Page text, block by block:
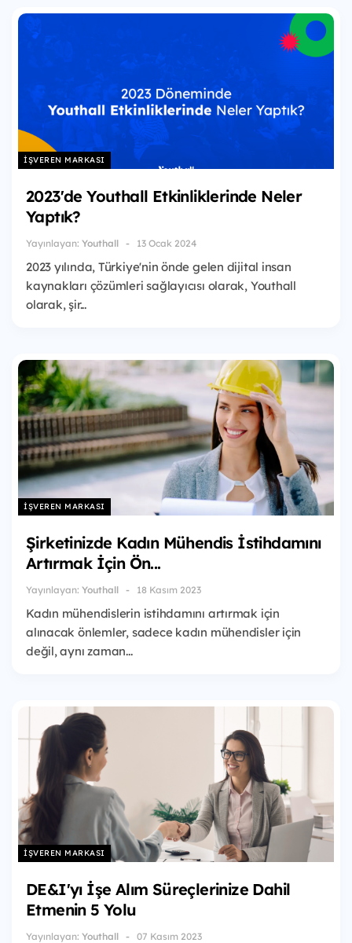
İŞVEREN MARKASI
2023'de Youthall Etkinliklerinde Neler
Yaptık?
Yayınlayan: Youthall 13 Ocak 2024
2023 yılında, Türkiye'nin önde gelen dijital insan
kaynakları çözümleri sağlayıcısı olarak, Youthall
olarak, şir...
İŞVEREN MARKASI
Şirketinizde Kadın Mühendis İstihdamını
Artırmak İçin Ön...
Yayınlayan: Youthall 18 Kasım 2023
Kadın mühendislerin istihdamını artırmak için
alınacak önlemler, sadece kadın mühendisler için
değil, aynı zaman...
İŞVEREN MARKASI
DE&I'yı İşe Alım Süreçlerinize Dahil
Etmenin 5 Yolu
Yayınlayan: Youthall 07 Kasım 2023